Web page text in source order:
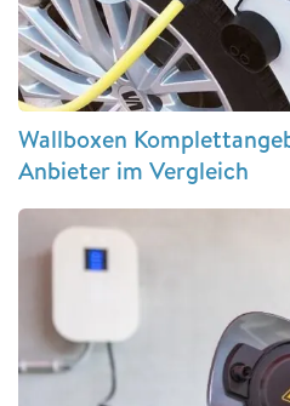
Wallboxen
Anbieter im Vergleich